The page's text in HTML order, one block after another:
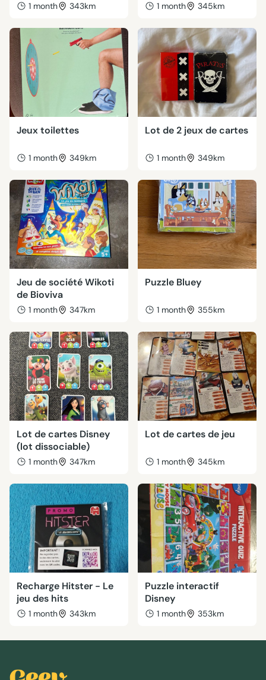
1 month 343km 1 month 345km
Jeux toilettes
1 month 349km
Lot de 2 jeux de cartes
1 month 349km
Jeu de société Wikoti
de Bioviva
1 month 347km
Puzzle Bluey
1 month 355km
Lot de cartes Disney
(lot dissociable)
1 month 347km
Lot de cartes de jeu
1 month 345km
Recharge Hitster - Le
jeu des hits
1 month 343km
Puzzle interactif
Disney
1 month 353km